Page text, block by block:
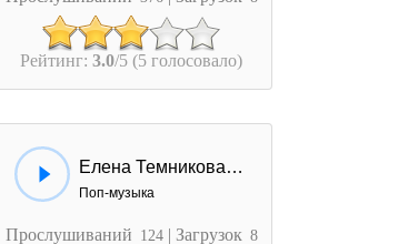
Рейтинг:3.0/5 (5 голосовало)
Елена Темникова - Иди За Мной
Поп-музыка
Прослушиваний 124 | Загрузок 8